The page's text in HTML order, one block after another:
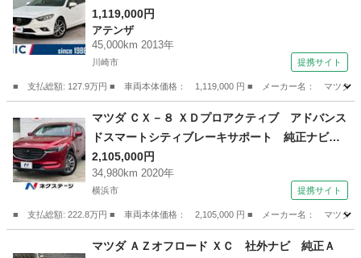
メラ ナビ ＴＶ オートクルーズコントロー
ル 衝突被害軽減システム アルミホイール オ
ートライト ＨＩＤ パワーシート スマートキ
1,119,000円
アテンザ
45,000km 2013年
川崎市 提携サイト
■ 支払総額: 127.9万円 ■ 車両本体価格： 1,119,000 円 ■ メーカー名： マツ
アテンザ
マツダ ＣＸ－８ ＸＤプロアクティブ アドバンス
ドスマートシティブレーキサポート 純正ナビ
全周囲カメラ レーダークルーズ ＥＴＣ Ｂｌ
ｕｅｔｏｏｔｈ フルセグ ドラレコ 禁煙車
シートヒーター ＬＥＤヘッド 革巻きハンドル
（検9.3）
2,105,000円
34,980km 2020年
横浜市 提携サイト
■ 支払総額: 222.8万円 ■ 車両本体価格： 2,105,000 円 ■ メーカー名： マツダ
マツダ
マツダ ＡＺオフロード ＸＣ 社外ナビ 純正Ａ